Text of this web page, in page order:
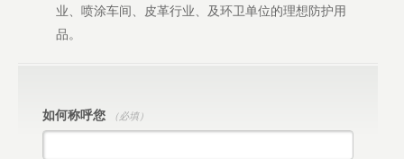
业、喷涂车间、皮革行业、及环卫单位的理想防护用
品。
如何称呼您 （必填）